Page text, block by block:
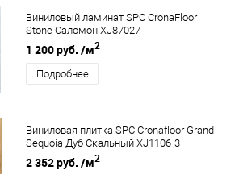
Виниловый ламинат SPC CronaFloor
Stone Саломон XJ87027
1 200 руб. /м2
Подробнее
Виниловая плитка SPC Cronafloor Grand
Sequoia Дуб Скальный XJ1106-3
2 352 руб. /м2